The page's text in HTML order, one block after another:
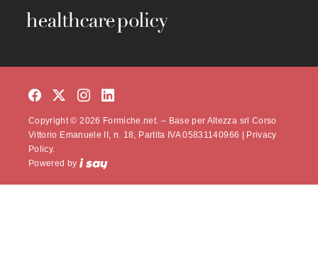
Copyright © 2026 Formiche.net. – Base per Altezza srl Corso
Vittorio Emanuele II, n. 18, Partita IVA 05831140966 | Privacy
Policy.
Powered by